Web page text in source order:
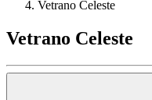
Vetrano Celeste
Vetrano Celeste